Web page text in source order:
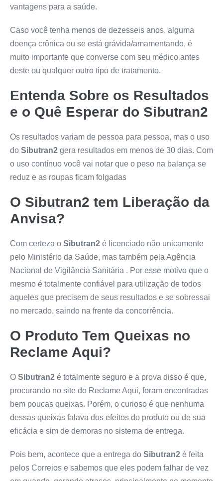
vantagens para a saúde.
Caso você tenha menos de dezesseis anos, alguma
doença crônica ou se está grávida/amamentando, é
muito importante que converse com seu médico antes
deste ou qualquer outro tipo de tratamento.
Entenda Sobre os Resultados
e o Quê Esperar do Sibutran2
Os resultados variam de pessoa para pessoa, mas o uso
do Sibutran2 gera resultados em menos de 30 dias. Com
o uso contínuo você vai notar que o peso na balança se
reduz e as roupas ficam folgadas
O Sibutran2 tem Liberação da
Anvisa?
Com certeza o Sibutran2 é licenciado não unicamente
pelo Ministério da Saúde, mas também pela Agência
Nacional de Vigilância Sanitária . Por esse motivo que o
mesmo é totalmente confiável para utilização de todos
aqueles que precisem de seus resultados e se sobressai
no mercado, saindo na frente da concorrência.
O Produto Tem Queixas no
Reclame Aqui?
O Sibutran2 é totalmente seguro e a prova disso é que,
procurando no site do Reclame Aqui, foram encontradas
bem poucas queixas. Porém, o curioso é que nenhuma
dessas queixas falava dos efeitos do produto ou de sua
eficácia e sim de demoras no sistema de entrega.
Pois bem, acontece que a entrega do Sibutran2 é feita
pelos Correios e sabemos que eles podem falhar de vez